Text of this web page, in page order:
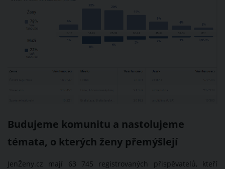
Budujeme komunitu a nastolujeme
témata, o kterých ženy přemýšlejí
JenŽeny.cz mají 63 745 registrovaných přispěvatelů, kteří